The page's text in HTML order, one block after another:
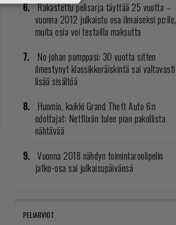
Rakastettu pelisarja täyttää 25 vuotta –
vuonna 2012 julkaistu osa ilmaiseksi pc:lle,
muita osia voi testailla maksutta
No johan pomppasi: 30 vuotta sitten
ilmestynyt klassikkoräiskintä sai valtavasti
lisää sisältöä
Huomio, kaikki Grand Theft Auto 6:n
odottajat: Netflixiin tulee pian pakollista
nähtävää
Vuonna 2018 nähdyn toimintaroolipelin
jatko-osa sai julkaisupäivänsä
PELIARVIOT